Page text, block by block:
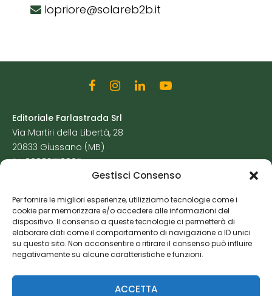
Gestisci Consenso
Per fornire le migliori esperienze, utilizziamo tecnologie come i
cookie per memorizzare e/o accedere alle informazioni del
dispositivo. Il consenso a queste tecnologie ci permetterà di
elaborare dati come il comportamento di navigazione o ID unici
su questo sito. Non acconsentire o ritirare il consenso può influire
negativamente su alcune caratteristiche e funzioni.
ACCETTA
lopriore@solareb2b.it
Editoriale Farlastrada Srl
Via Martiri della Libertà, 28
20833 Giussano (MB)
P.I. 06982770965
Cookie Policy
Risorse Aggiuntive